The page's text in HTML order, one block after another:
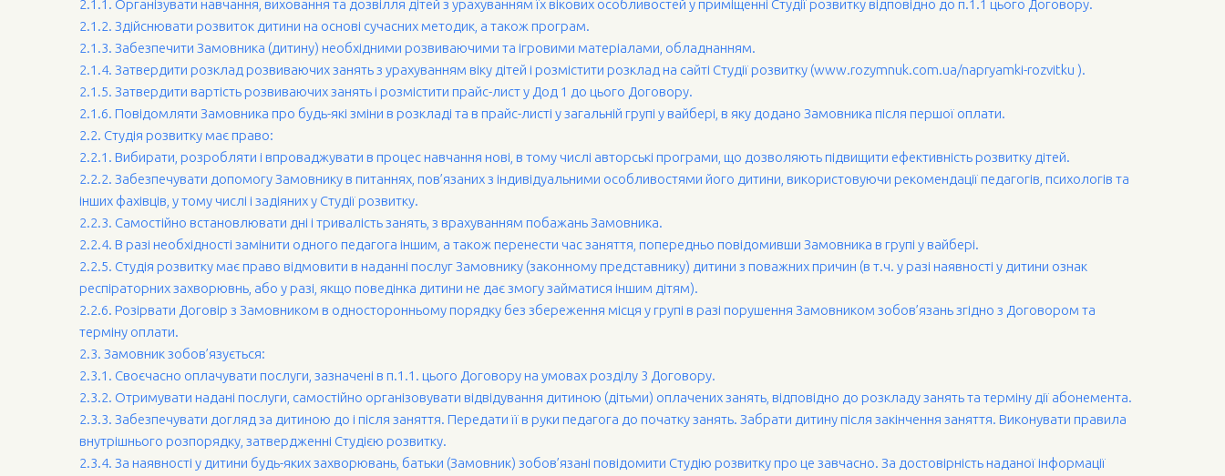
2.1.1. Організувати навчання, виховання та дозвілля дітей з урахуванням їх вікових особливостей у приміщенні Студії розвитку відповідно до п.1.1 цього Договору.
2.1.2. Здійснювати розвиток дитини на основі сучасних методик, а також програм.
2.1.3. Забезпечити Замовника (дитину) необхідними розвиваючими та ігровими матеріалами, обладнанням.
2.1.4. Затвердити розклад розвиваючих занять з урахуванням віку дітей і розмістити розклад на сайті Студії розвитку (www.rozymnuk.com.ua/napryamki-rozvitku ).
2.1.5. Затвердити вартість розвиваючих занять і розмістити прайс-лист у Дод 1 до цього Договору.
2.1.6. Повідомляти Замовника про будь-які зміни в розкладі та в прайс-листі у загальній групі у вайбері, в яку додано Замовника після першої оплати.
2.2. Cтудія розвитку має право:
2.2.1. Вибирати, розробляти і впроваджувати в процес навчання нові, в тому числі авторські програми, що дозволяють підвищити ефективність розвитку дітей.
2.2.2. Забезпечувати допомогу Замовнику в питаннях, пов’язаних з індивідуальними особливостями його дитини, використовуючи рекомендації педагогів, психологів та
інших фахівців, у тому числі і задіяних у Студії розвитку.
2.2.3. Самостійно встановлювати дні і тривалість занять, з врахуванням побажань Замовника.
2.2.4. В разі необхідності замінити одного педагога іншим, а також перенести час заняття, попередньо повідомивши Замовника в групі у вайбері.
2.2.5. Студія розвитку має право відмовити в наданні послуг Замовнику (законному представнику) дитини з поважних причин (в т.ч. у разі наявності у дитини ознак
респіраторних захворювнь, або у разі, якщо поведінка дитини не дає змогу займатися іншим дітям).
2.2.6. Розірвати Договір з Замовником в односторонньому порядку без збереження місця у групі в разі порушення Замовником зобов’язань згідно з Договором та
терміну оплати.
2.3. Замовник зобов’язується:
2.3.1. Своєчасно оплачувати послуги, зазначені в п.1.1. цього Договору на умовах розділу 3 Договору.
2.3.2. Отримувати надані послуги, самостійно організовувати відвідування дитиною (дітьми) оплачених занять, відповідно до розкладу занять та терміну дії абонемента.
2.3.3. Забезпечувати догляд за дитиною до і після заняття. Передати її в руки педагога до початку занять. Забрати дитину після закінчення заняття. Виконувати правила
внутрішнього розпорядку, затвердженні Студією розвитку.
2.3.4. За наявності у дитини будь-яких захворювань, батьки (Замовник) зобов’язані повідомити Студію розвитку про це завчасно. За достовірність наданої інформації